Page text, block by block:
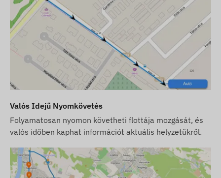
már a szoftverünkben regisztrálva, működésre
készen adjuk át. A SIM kártya beszerzése,
beállítása és üzemeltetése azonban továbbra is
az Ön feladata.
Ha a készülék és szoftver előfizetés mellett a
SIM kártyát is tőlünk vásárolja, akkor a
készüléket és a SIM kártyát a szoftverrel
együttműködésre készen adjuk át és a kártya
folyamatos üzemben tartásáról is mi
gondoskodunk – Önnek ez utóbbival
kapcsolatban semmilyen teendője nem lesz.
Szoftver előfizetés esetén, amennyiben az email
típusú értesítések mellett szoftverünk SMS
Valós Idejű Nyomkövetés
Folyamatosan nyomon követheti flottája mozgását, és
valós időben kaphat információt aktuális helyzetükről.